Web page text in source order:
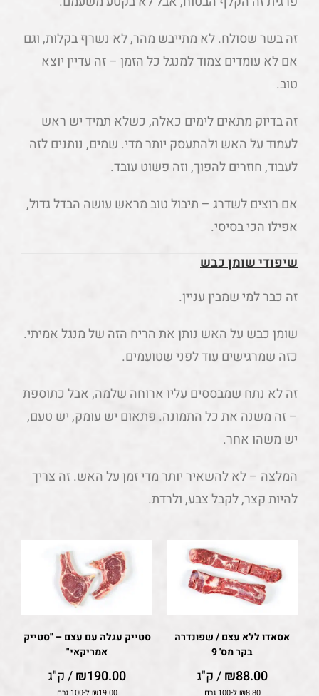
זה בשר שסולח. לא מתייבש מהר, לא נשרף בקלות, וגם
אם לא עומדים צמוד למנגל כל הזמן – זה עדיין יוצא
טוב.
זה בדיוק מתאים לימים כאלה, כשלא תמיד יש ראש
לעמוד על האש ולהתעסק יותר מדי. שמים, נותנים לזה
לעבוד, חוזרים להפוך, וזה פשוט עובד.
אם רוצים לשדרג – תיבול טוב מראש עושה הבדל גדול,
אפילו הכי בסיסי.
שיפודי שומן כבש
זה כבר למי שמבין עניין.
שומן כבש על האש נותן את הריח הזה של מנגל אמיתי.
כזה שמרגישים עוד לפני שטועמים.
זה לא נתח שמבססים עליו ארוחה שלמה, אבל כתוספת
– זה משנה את כל התמונה. פתאום יש עומק, יש טעם,
יש משהו אחר.
המלצה – לא להשאיר יותר מדי זמן על האש. זה צריך
להיות קצר, לקבל צבע, ולרדת.
אסאדו ללא עצם / שפונדרה
בקר מס' 9
₪88.00 / ק"ג
₪8.80 ל-100 גרם
סטייק עגלה עם עצם – "סטייק
אמריקאי"
₪190.00 / ק"ג
₪19.00 ל-100 גרם